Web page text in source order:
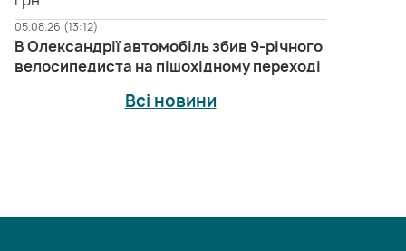
05.08.26 (13:12)
В Олександрії автомобіль збив 9-річного
велосипедиста на пішохідному переході
Всі новини